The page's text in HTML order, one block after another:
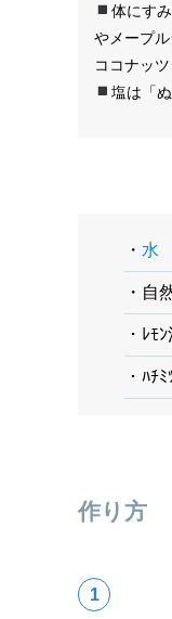
体にす
やメープ
ココナッ
塩は「
・ 水
・自
・ﾚﾓ
・ﾊﾁ
作り方